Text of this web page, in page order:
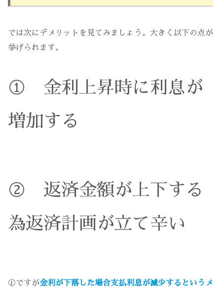
では次にデメリットを見てみましょう。大きく以下の点が
挙げられます。
① 金利上昇時に利息が
増加する
② 返済金額が上下する
為返済計画が立て辛い
①ですが金利が下落した場合支払利息が減少するというメ